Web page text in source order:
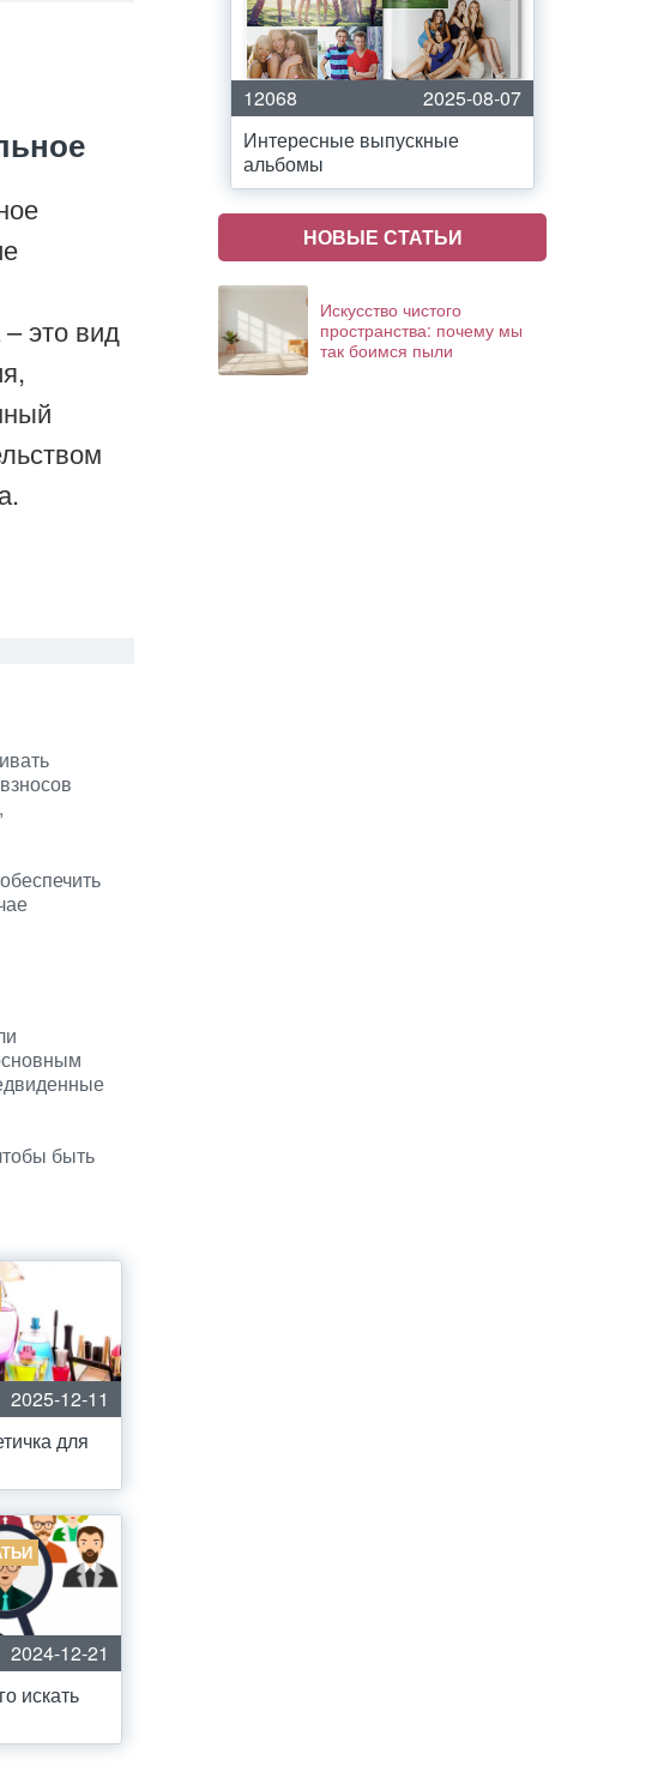
это вид
быть
2025-12-11
для
2024-12-21
искать
12068
2025-08-07
Интересные выпускные
альбомы
НОВЫЕ СТАТЬИ
Искусство чистого
пространства: почему мы
так боимся пыли